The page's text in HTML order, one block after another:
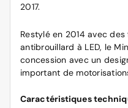
2017.
Restylé en 2014 avec
antibrouillard à LED, le
concession avec un
important de
Caractéristiques